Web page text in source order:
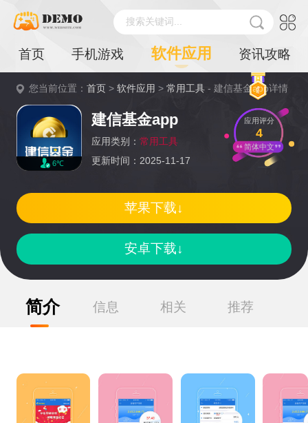
搜索关键词...
首页 手机游戏 软件应用 资讯攻略
您当前位置：首页 >软件应用 >常用工具 - 建信基金app详情
6℃
建信基金app
应用类别： 常用工具
更新时间：2025-11-17
应用评分
4
简体中文
安卓下载↓
苹果下载↓
简介 信息 相关 推荐